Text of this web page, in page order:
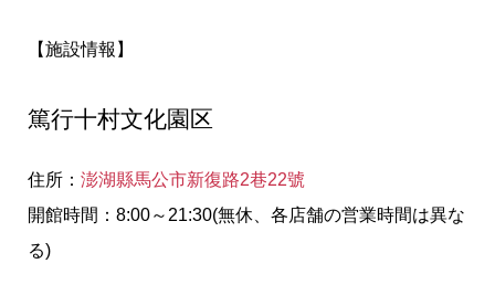
【施設情報】
篤行十村文化園区
住所： 澎湖縣馬公市新復路2巷22號
開館時間：8:00～21:30(無休、各店舗の営業時間は異な
る)